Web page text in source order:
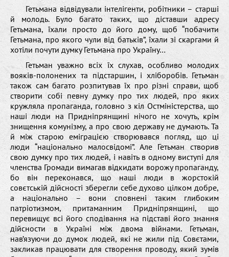
Гетьмана відвідували інтелігенти, робітники – старші
й молодь. Було багато таких, що діставши адресу
Гетьмана, їхали просто до його дому, щоб “побачити
Гетьмана, про якого чули від батьків”, їхали зі скаргами й
хотіли почути думку Гетьмана про Україну…
Гетьман уважно всіх їх слухав, особливо молодих
вояків-полонених та підстаршин, і хліборобів. Гетьман
також сам багато розпитував їх про різні справи, щоб
створити собі певну думку про тих людей, про яких
кружляла пропаганда, головно з кіл Остміністерства, що
наші люди на Придніпрянщині нічого не хочуть, крім
знищення комунізму, а про свою державу не думають. Та
й між старою еміграцією створювався погляд, що ці
люди “національно малосвідомі”. Але Гетьман створив
свою думку про тих людей, і навіть в одному виступі для
членства Громади вимагав відкидати ворожу пропаганду,
бо він переконався, що наші люди в жорстокій
совєтській дійсності зберегли себе духово цілком добре,
а національно – вони сповнені таким глибоким
патріотизмом, притаманним Придніпрянщині, що
перевищує всі його сподівання на підставі його знання
дійсности в Україні між двома війнами. Гетьман,
нав’язуючи до думок людей, які не жили під Совєтами,
закликав працювати для створення проводу, який зумів